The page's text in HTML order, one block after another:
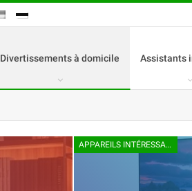
Divertissements à domicile Assistants
APPAREILS INTÉRESSANTS